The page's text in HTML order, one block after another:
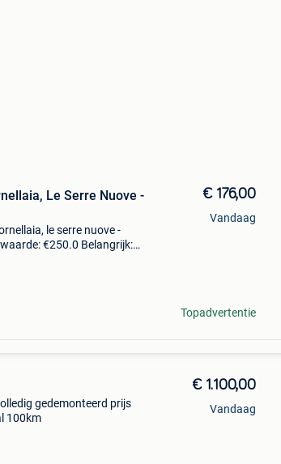
Le Serre Nuove -
le serre nuove -
€250.0 Belangrijk:
€ 176,00
Vandaag
Topadvertentie
gedemonteerd prijs
100km
€ 1.100,00
Vandaag